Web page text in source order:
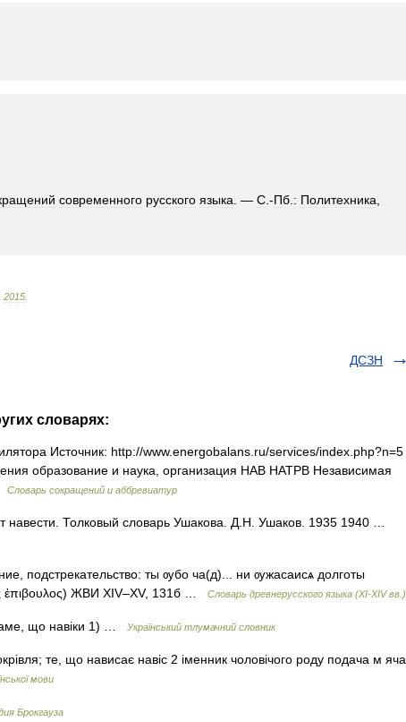
современного русского языка . — С .-Пб : Политехника
2015
ДСЗН
словарях:
Источник: http://www.energobalans.ru/services/index.php?n=5
образование и наука, организация НАВ НАТРВ Независимая
Словарь сокращений и аббревиатур
Толковый словарь Ушакова. Д.Н. Ушаков. 1935 1940 …
подстрекательство: ты ѹбо ча(д)... ни ѹжасаисѧ долготы
ἐπιβоυλος) ЖВИ XIV–XV, 131б …
Словарь древнерусского языка (XI-XIV вв.)
що навіки 1) … Український тлумачний словник
те, що нависає навіс 2 іменник чоловічого роду подача м яча
мови
Брокгауза